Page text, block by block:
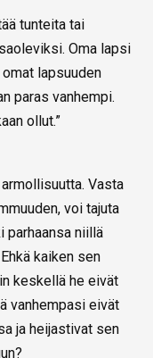
tunteita tai
Oma lapsi
lapsuuden
paras vanhempi.
ollut.”
Vasta
voi tajuta
parhaansa niillä
kaiken sen
keskellä he eivät
vanhempasi eivät
ja heijastivat sen